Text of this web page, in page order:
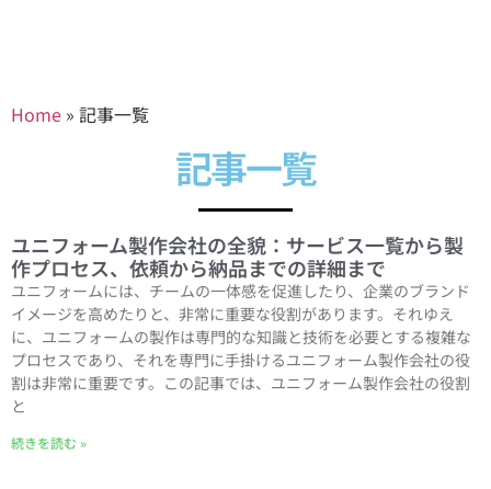
Home » 記事一覧
記事一覧
ユニフォーム製作会社の全貌：サービス一覧から製
作プロセス、依頼から納品までの詳細まで
ユニフォームには、チームの一体感を促進したり、企業のブランド
イメージを高めたりと、非常に重要な役割があります。それゆえ
に、ユニフォームの製作は専門的な知識と技術を必要とする複雑な
プロセスであり、それを専門に手掛けるユニフォーム製作会社の役
割は非常に重要です。この記事では、ユニフォーム製作会社の役割
と
続きを読む »